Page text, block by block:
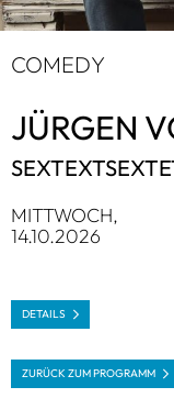
COMEDY
JÜR­GEN
MITT­WOCH,
14.10.2026
DETAILS
ZURÜCK ZUM PRO­GRAMM